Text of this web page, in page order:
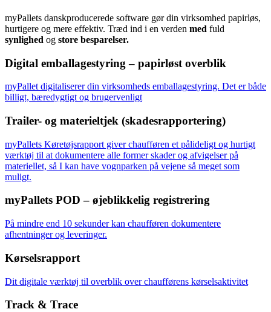
myPallets danskproducerede software gør din virksomhed papirløs,
hurtigere og mere effektiv. Træd ind i en verden med fuld
synlighed og store besparelser.
Digital emballagestyring – papirløst overblik
myPallet digitaliserer din virksomheds emballagestyring. Det er både
billigt, bæredygtigt og brugervenligt
Trailer- og materieltjek (skadesrapportering)
myPallets Køretøjsrapport giver chaufføren et pålideligt og hurtigt
værktøj til at dokumentere alle former skader og afvigelser på
materiellet, så I kan have vognparken på vejene så meget som
muligt.
myPallets POD – øjeblikkelig registrering
På mindre end 10 sekunder kan chaufføren dokumentere
afhentninger og leveringer.
Kørselsrapport
Dit digitale værktøj til overblik over chaufførens kørselsaktivitet
Track & Trace